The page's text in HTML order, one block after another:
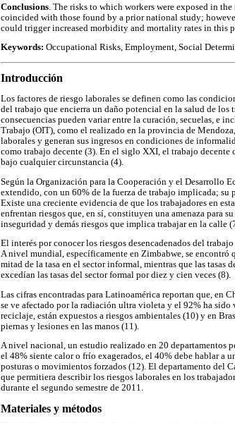
Conclusions . The risks to which workers were exposed in
coincided with those found by a prior national study;
could trigger increased morbidity and mortality rates in this
Keywords: Occupational Risks, Employment, Social
Introducción
Los factores de riesgo laborales se definen como las
del trabajo que encierra un daño potencial en la salud de
consecuencias pueden variar entre la curación, secuelas, e
Trabajo (OIT), como el realizado en la provincia de
laborales y generan sus ingresos en condiciones de
como trabajo decente (3). En el siglo XXI, el trabajo decente
bajo cualquier circunstancia (4).
Según la Organización para la Cooperación y el Desarrollo
extendido, con un 60% de la fuerza de trabajo implicada; su
Existe una creciente evidencia de que los trabajadores en
enfrentan riesgos que, en sí, constituyen una amenaza para
inseguridad y demás riesgos que implica trabajar en la calle
El interés por conocer los riesgos desencadenados del
A nivel mundial, específicamente en Zimbabwe, se
mitad de la tasa en el sector informal, mientras que las tasas
excedían las tasas del sector formal por diez y cien veces (8).
Las cifras encontradas para Latinoamérica reportan que, en
se ve afectado por la radiación ultra violeta y el 92% ha
reciclaje, están expuestos a riesgos ambientales (10) y en
piernas y lesiones en las manos (11).
A nivel nacional, un estudio realizado en 20 departamentos
el 48% siente calor o frío exagerados, el 40% debe hablar a
posturas o movimientos forzados (12). El departamento del
que permitiera describir los riesgos laborales en los
durante el segundo semestre de 2011.
Materiales y métodos